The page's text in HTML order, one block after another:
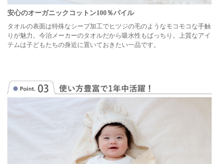
安心のオーガニックコットン100％パイル
タオルの表面は特殊なシープ加工でヒツジの毛のようなモコモコな手触
りが魅力。今治メーカーのタオルだから吸水性もばっちり。上質なアイ
テムは子どもたちの身近に置いておきたい一品です。